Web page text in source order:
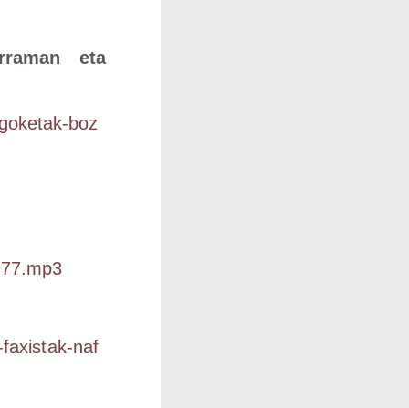
eta
​b​o​z​
​n​a​f​